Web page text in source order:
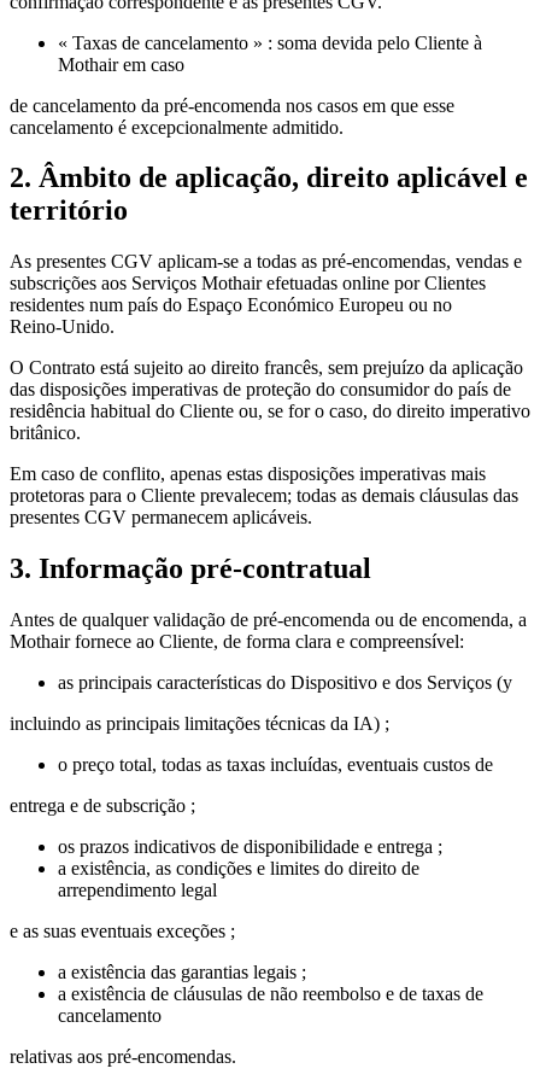
« Taxas de cancelamento » : soma devida pelo Cliente à
Mothair em caso
de cancelamento da pré‑encomenda nos casos em que esse
cancelamento é excepcionalmente admitido.
2. Âmbito de aplicação, direito aplicável e
território
As presentes CGV aplicam‑se a todas as pré‑encomendas, vendas e
subscrições aos Serviços Mothair efetuadas online por Clientes
residentes num país do Espaço Económico Europeu ou no
Reino‑Unido.
O Contrato está sujeito ao direito francês, sem prejuízo da aplicação
das disposições imperativas de proteção do consumidor do país de
residência habitual do Cliente ou, se for o caso, do direito imperativo
britânico.
Em caso de conflito, apenas estas disposições imperativas mais
protetoras para o Cliente prevalecem; todas as demais cláusulas das
presentes CGV permanecem aplicáveis.
3. Informação pré-contratual
Antes de qualquer validação de pré-encomenda ou de encomenda, a
Mothair fornece ao Cliente, de forma clara e compreensível:
as principais características do Dispositivo e dos Serviços (y
incluindo as principais limitações técnicas da IA) ;
o preço total, todas as taxas incluídas, eventuais custos de
entrega e de subscrição ;
os prazos indicativos de disponibilidade e entrega ;
a existência, as condições e limites do direito de
arrependimento legal
e as suas eventuais exceções ;
a existência das garantias legais ;
a existência de cláusulas de não reembolso e de taxas de
cancelamento
relativas aos pré-encomendas.